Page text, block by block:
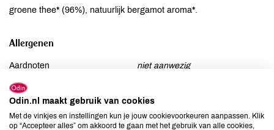
groene thee* (96%), natuurlijk bergamot aroma*.
Allergenen
Aardnoten
niet aanwezig
Ei
Gluten
niet aanwezig
Lactose
niet aanwezig
Odin.nl maakt gebruik van cookies
Met de vinkjes en instellingen kun je jouw cookievoorkeuren aanpassen. Klik
op “Accepteer alles” om akkoord te gaan met het gebruik van alle cookies,